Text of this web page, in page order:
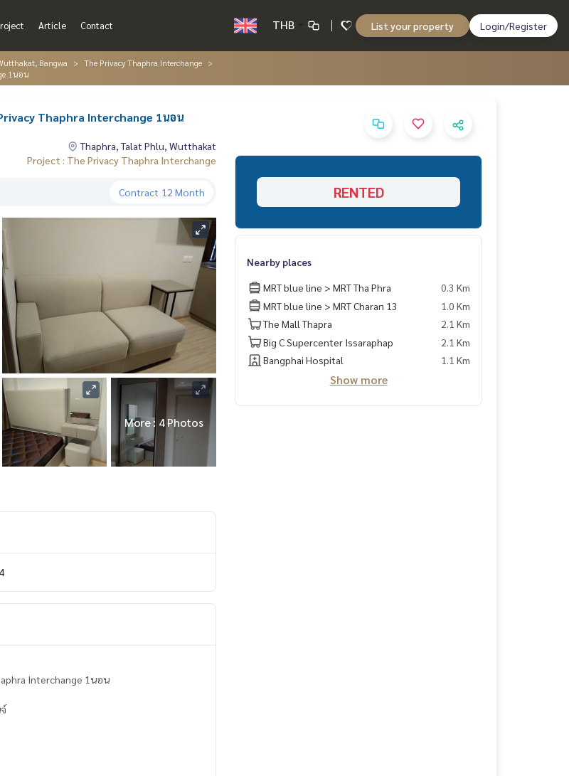
Article Contact THB List your property Login/Register
Bangwa
The Privacy Thaphra Interchange
1นอน
Thaphra Interchange 1นอน
Thaphra, Talat Phlu, Wutthakat
Project : The Privacy Thaphra Interchange
Contract 12 Month
More : 4 Photos
Interchange 1นอน
RENTED
Nearby places
MRT blue line > MRT Tha Phra
0.3 Km
MRT blue line > MRT Charan 13
1.0 Km
The Mall Thapra
2.1 Km
Big C Supercenter Issaraphap
2.1 Km
Bangphai Hospital
1.1 Km
Show more